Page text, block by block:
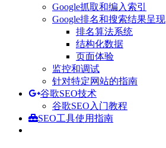
Google抓取和编入索引
Google排名和搜索结果呈现
排名算法系统
结构化数据
页面体验
监控和调试
针对特定网站的指南
谷歌SEO技术
谷歌SEO入门教程
SEO工具使用指南